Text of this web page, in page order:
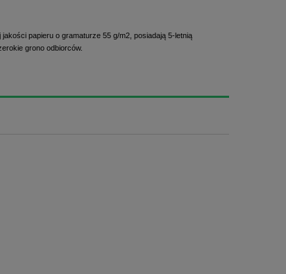
papieru o gramaturze 55 g/m2, posiadają 5-letnią
grono odbiorców.